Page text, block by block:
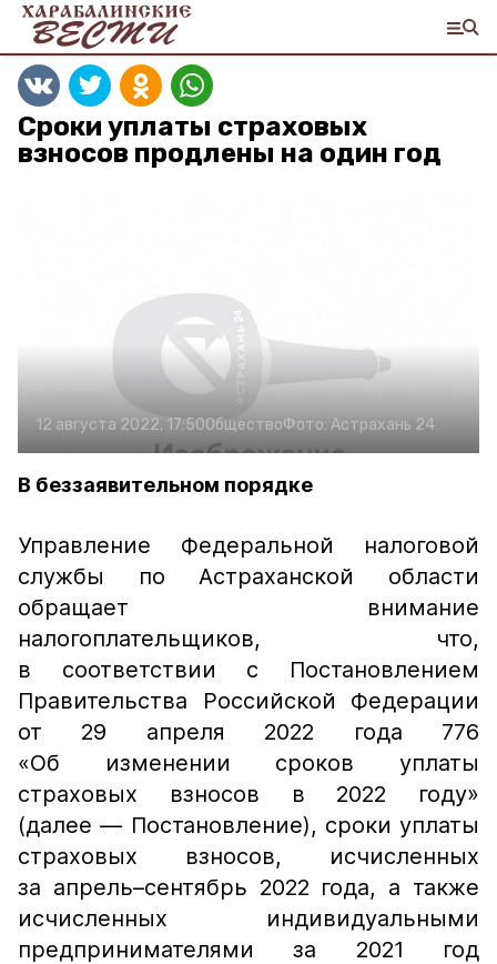
Сроки уплаты страховых
взносов продлены на один год
12 августа 2022, 17:50ОбществоФото: Астрахань 24
В беззаявительном порядке
Управление Федеральной налоговой
службы по Астраханской области
обращает внимание
налогоплательщиков, что,
в соответствии с Постановлением
Правительства Российской Федерации
от 29 апреля 2022 года 776
«Об изменении сроков уплаты
страховых взносов в 2022 году»
(далее — Постановление), сроки уплаты
страховых взносов, исчисленных
за апрель–сентябрь 2022 года, а также
исчисленных индивидуальными
предпринимателями за 2021 год